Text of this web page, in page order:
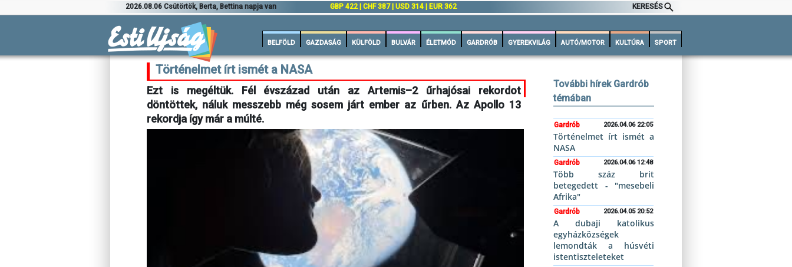
2026.08.06 Csütörtök, Berta, Bettina napja van GBP 422 | CHF 387 | USD 314 | EUR 362 KERESÉS
BELFÖLD GAZDASÁG KÜLFÖLD BULVÁR ÉLETMÓD GARDRÓB GYEREKVILÁG AUTÓ/MOTOR KULTÚRA SPORT
Történelmet írt ismét a NASA
Ezt is megéltük. Fél évszázad után az Artemis–2 űrhajósai rekordot
döntöttek, náluk messzebb még sosem járt ember az űrben. Az Apollo 13
rekordja így már a múlté.
További hírek Gardrób
témában
Gardrób 2026.04.06 22:05
Történelmet írt ismét a
NASA
Gardrób 2026.04.06 12:48
Több száz brit
betegedett - "mesebeli
Afrika"
Gardrób 2026.04.05 20:52
A dubaji katolikus
egyházközségek
lemondták a húsvéti
istentiszteleteket